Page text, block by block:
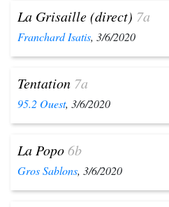
La Grisaille (direct) 7a
Franchard Isatis, 3/6/2020
Tentation 7a
95.2 Ouest, 3/6/2020
La Popo6b
Gros Sablons, 3/6/2020